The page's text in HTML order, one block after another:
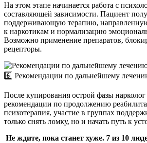
На этом этапе начинается работа с
составляющей зависимости. Пациент
поддерживающую терапию,
к наркотикам и нормализацию
Возможно применение препаратов,
рецепторы.
6️⃣ Рекомендации по дальнейшему
После купирования острой фазы нарколог
рекомендации по продолжению
психотерапия, участие в группах
только снять ломку, но и начать путь к
Не ждите, пока станет хуже. 7 из 10